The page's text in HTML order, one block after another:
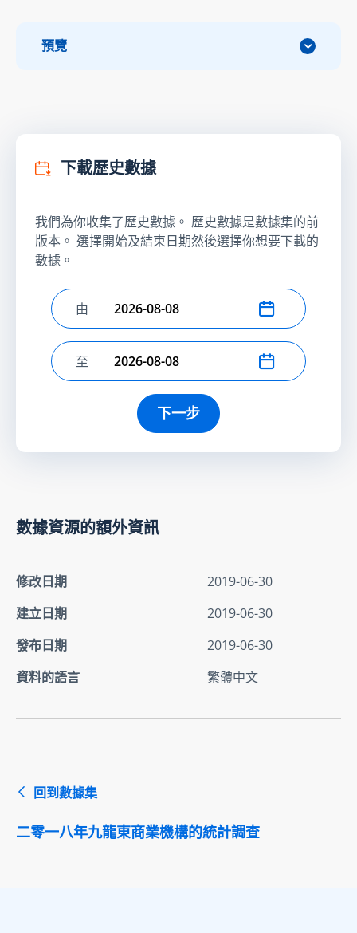
預覽
下載歷史數據
我們為你收集了歷史數據。 歷史數據是數據集的前
版本。 選擇開始及結束日期然後選擇你想要下載的
數據。
選擇開始日期
由
選擇結束日期
至
下一步
數據資源的額外資訊
修改日期
2019-06-30
建立日期
2019-06-30
發布日期
2019-06-30
資料的語言
繁體中文
回到數據集
二零一八年九龍東商業機構的統計調查